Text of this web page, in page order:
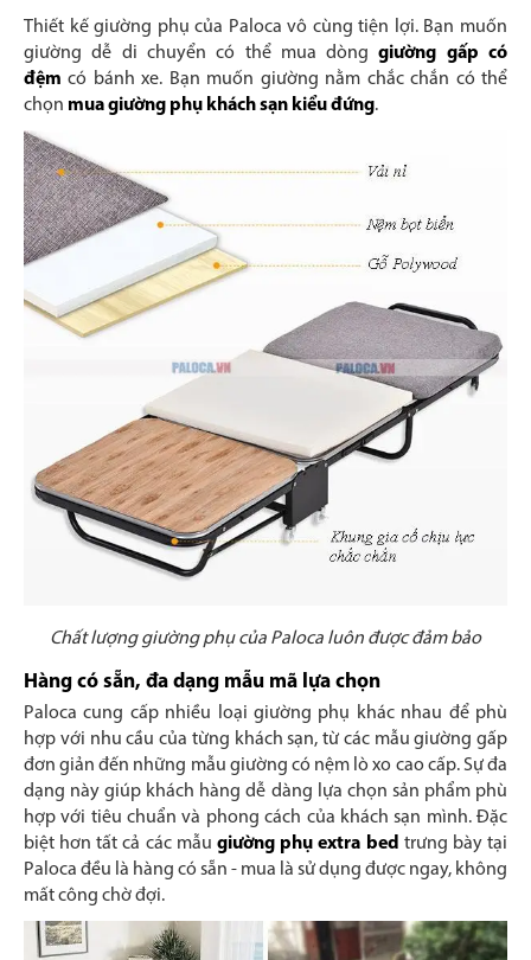
Thiết kế giường phụ của Paloca vô cùng tiện lợi. Bạn muốn
giường dễ di chuyển có thể mua dònggiường gấp có
đệm có bánh xe. Bạn muốn giường nằm chắc chắn có thể
chọn mua giường phụ khách sạn kiểu đứng.
Chất lượng giường phụ của Paloca luôn được đảm bảo
Hàng có sẵn, đa dạng mẫu mã lựa chọn
Paloca cung cấp nhiều loại giường phụ khác nhau để phù
hợp với nhu cầu của từng khách sạn, từ các mẫu giường gấp
đơn giản đến những mẫu giường có nệm lò xo cao cấp. Sự đa
dạng này giúp khách hàng dễ dàng lựa chọn sản phẩm phù
hợp với tiêu chuẩn và phong cách của khách sạn mình. Đặc
biệt hơn tất cả các mẫu giường phụ extra bed trưng bày tại
Paloca đều là hàng có sẵn - mua là sử dụng được ngay, không
mất công chờ đợi.